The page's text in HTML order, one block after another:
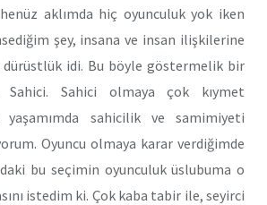
aklımda hiç oyunculuk yok iken
şey, insana ve insan ilişkilerine
idi. Bu böyle göstermelik bir
Sahici. Sahici olmaya çok kıymet
yaşamımda sahicilik ve samimiyeti
Oyuncu olmaya karar verdiğimde
bu seçimin oyunculuk üslubuma o
istedim ki. Çok kaba tabir ile, seyirci